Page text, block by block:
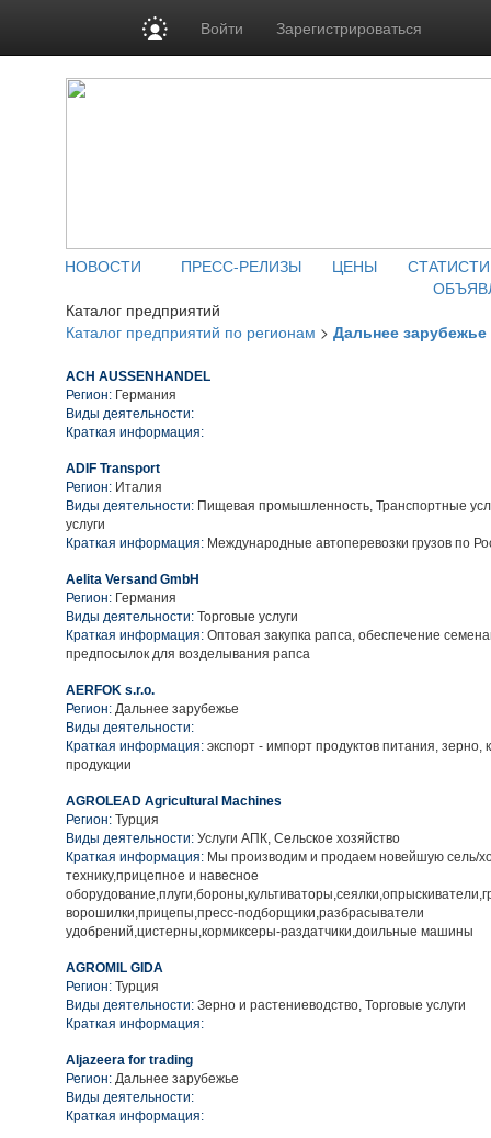
Войти Зарегистрироваться
НОВОСТИ ПРЕСС-РЕЛИЗЫ ЦЕНЫ
Каталог предприятий
Каталог предприятий по регионам > Дальнее зарубежье
ACH AUSSENHANDEL
Регион: Германия
Виды деятельности:
Краткая информация:
ADIF Transport
Регион: Италия
Виды деятельности: Пищевая промышленность, Транспортные
услуги
Краткая информация: Международные автоперевозки грузов по
Aelita Versand GmbH
Регион: Германия
Виды деятельности: Торговые услуги
Краткая информация: Оптовая закупка рапса, обеспечение
предпосылок для возделывания рапса
AERFOK s.r.o.
Регион: Дальнее зарубежье
Виды деятельности:
Краткая информация: экспорт - импорт продуктов питания, зерно,
продукции
AGROLEAD Agricultural Machines
Регион: Турция
Виды деятельности: Услуги АПК, Сельское хозяйство
Краткая информация: Мы производим и продаем новейшую сель/
технику,прицепное и навесное
ворошилки,прицепы,пресс-подборщики,разбрасыватели
удобрений,цистерны,кормиксеры-раздатчики,доильные машины
AGROMIL GIDA
Регион: Турция
Виды деятельности: Зерно и растениеводство, Торговые услуги
Краткая информация:
Aljazeera for trading
Регион: Дальнее зарубежье
Виды деятельности:
Краткая информация: